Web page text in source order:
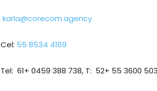
karla@corecom.agency
Cel: 55 8534 4169
Tel: 61+ 0459 388 738, T: 52+ 55 3600